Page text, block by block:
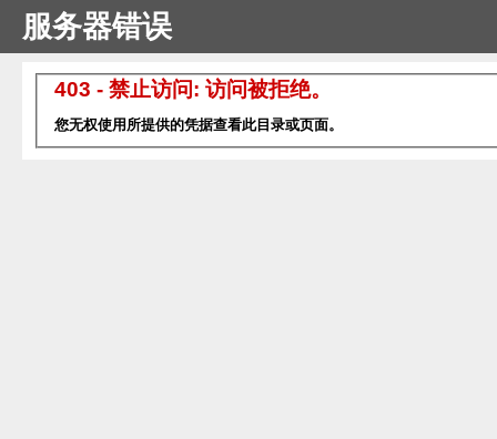
服务器错误
403 - 禁止访问: 访问被拒绝。
您无权使用所提供的凭据查看此目录或页面。